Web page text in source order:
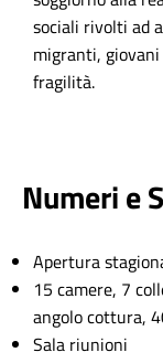
sociali rivolti ad
migranti, giovani
fragilità.
Numeri e
Apertura
15 camere, 7
angolo cottura,
Sala riunioni